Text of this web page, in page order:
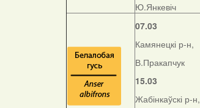
Ю.Янкевіч
07.03
Камянецкі р-н,
В.Пракапчук
15.03
Жабінкаўскі р-н,